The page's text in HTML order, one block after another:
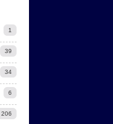
1
39
34
6
206